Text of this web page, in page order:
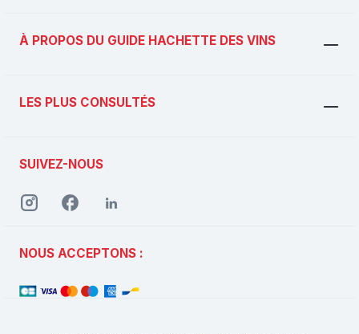
À PROPOS DU GUIDE HACHETTE DES VINS
LES PLUS CONSULTÉS
SUIVEZ-NOUS
NOUS ACCEPTONS :